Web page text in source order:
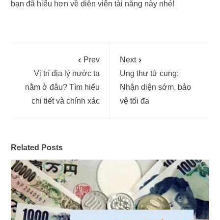
bạn đã hiểu hơn về diễn viên tài năng này nhé!
Prev
Vị trí địa lý nước ta
nằm ở đâu? Tìm hiểu
chi tiết và chính xác
Next
Ung thư tử cung:
Nhận diện sớm, bảo
vệ tối đa
Related Posts